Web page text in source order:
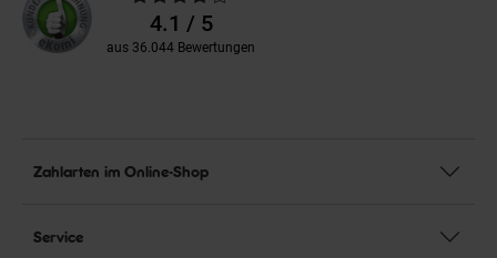
Bewertungen4.1 / 5
aus 36.044 Bewertungen
Zahlarten im Online-Shop
Service